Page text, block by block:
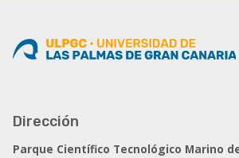
Dirección
Parque Científico Tecnológico Marino